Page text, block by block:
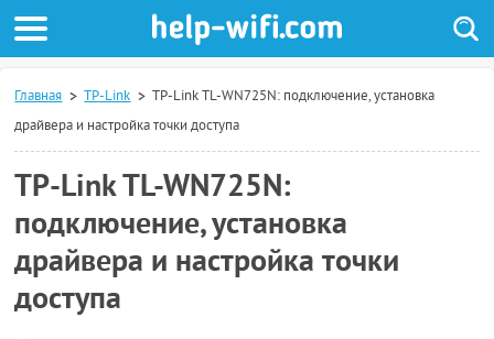
Главная TP-Link
TP-Link TL-WN725N: подключение, установка
драйвера и настройка точки доступа
TP-Link TL-WN725N:
подключение, установка
драйвера и настройка точки
доступа